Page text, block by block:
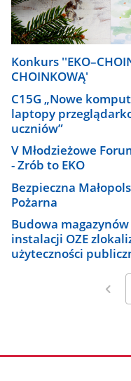
Konkurs
CHOINKOWĄ'
C15G „Nowe
laptopy
uczniów”
V Młodzieżowe
- Zrób to EKO
Bezpieczna
Pożarna
Budowa
instalacji OZE
użyteczności